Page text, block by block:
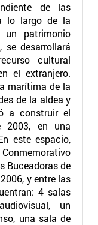
de las
lo largo de la
patrimonio
desarrollará
cultural
el extranjero.
marítima de la
de la aldea y
a construir el
2003, en una
este espacio,
Buceadoras de
y entre las
4 salas
un
una sala de